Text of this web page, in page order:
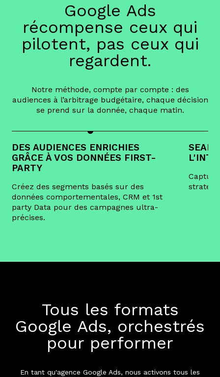
Google Ads
récompense ceux qui
pilotent, pas ceux qui
regardent.
Notre méthode, compte par compte : des
audiences à l’arbitrage budgétaire, chaque décision
se prend sur la donnée, chaque matin.
DES AUDIENCES ENRICHIES
GRÂCE À VOS DONNÉES FIRST-
PARTY
Créez des segments basés sur des
données comportementales, CRM et 1st
party Data pour des campagnes ultra-
précises.
Tous les formats
Google Ads, orchestrés
pour performer
En tant qu'agence Google Ads, nous activons tous les